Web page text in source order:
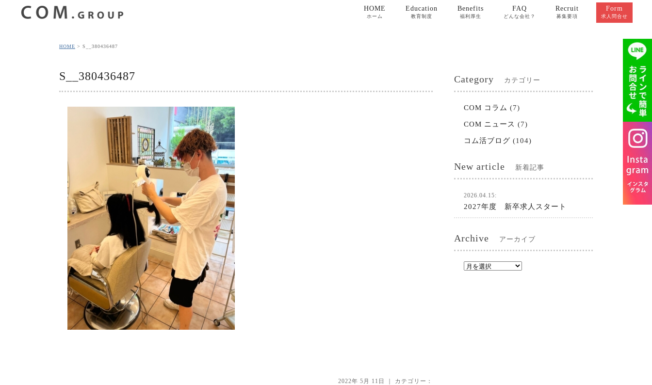
HOME
ホーム
Education
教育制度
Benefits
福利厚生
FAQ
どんな会社？
Recruit
募集要項
Form
求人問合せ
HOME S__380436487
S__380436487
2022年 5月 11日 ｜ カテゴリー：
Category カテゴリー
COM コラム (7)
COM ニュース (7)
コム活ブログ (104)
New article 新着記事
2026.04.15:
2027年度 新卒求人スタート
Archive アーカイブ